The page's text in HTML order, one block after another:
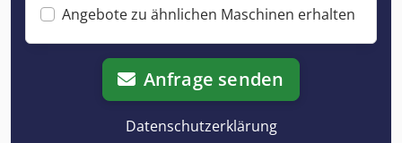
Angebote zu ähnlichen Maschinen erhalten
Anfrage senden
Datenschutzerklärung